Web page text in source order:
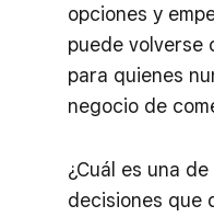
opciones y
puede volverse
para quienes
negocio de
¿Cuál es una
decisiones que